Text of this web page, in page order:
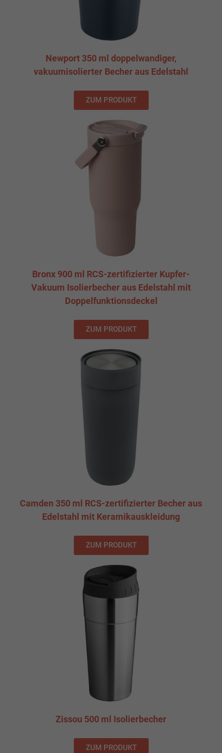
Newport 350 ml doppelwandiger,
vakuumisolierter Becher aus Edelstahl
ZUM PRODUKT
Bronx 900 ml RCS-zertifizierter Kupfer-
Vakuum Isolierbecher aus Edelstahl mit
Doppelfunktionsdeckel
ZUM PRODUKT
Camden 350 ml RCS-zertifizierter Becher aus
Edelstahl mit Keramikauskleidung
ZUM PRODUKT
Zissou 500 ml Isolierbecher
ZUM PRODUKT